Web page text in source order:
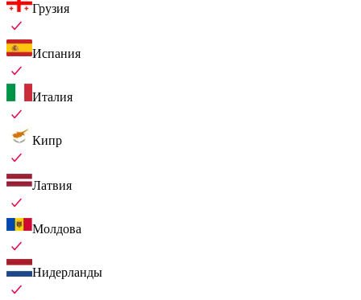
Грузия
Испания
Италия
Кипр
Латвия
Молдова
Нидерланды